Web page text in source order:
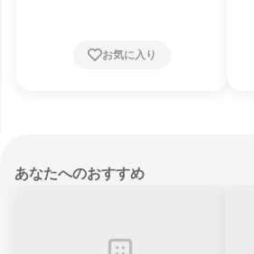
お気に入り
あなたへのおすすめ